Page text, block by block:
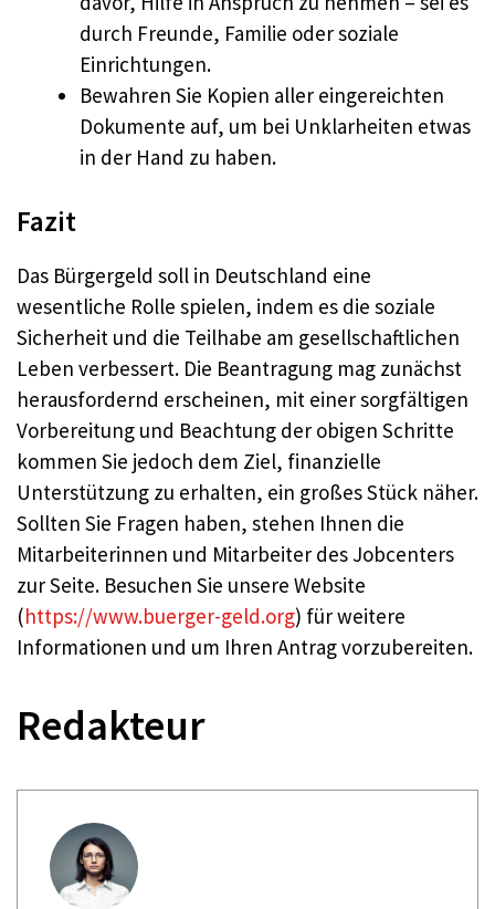
durch Freunde, Familie oder soziale
Einrichtungen.
Bewahren Sie Kopien aller eingereichten
Dokumente auf, um bei Unklarheiten etwas
in der Hand zu haben.
Fazit
Das Bürgergeld soll in Deutschland eine
wesentliche Rolle spielen, indem es die soziale
Sicherheit und die Teilhabe am gesellschaftlichen
Leben verbessert. Die Beantragung mag zunächst
herausfordernd erscheinen, mit einer sorgfältigen
Vorbereitung und Beachtung der obigen Schritte
kommen Sie jedoch dem Ziel, finanzielle
Unterstützung zu erhalten, ein großes Stück näher.
Sollten Sie Fragen haben, stehen Ihnen die
Mitarbeiterinnen und Mitarbeiter des Jobcenters
zur Seite. Besuchen Sie unsere Website
(https://www.buerger-geld.org) für weitere
Informationen und um Ihren Antrag vorzubereiten.
Redakteur